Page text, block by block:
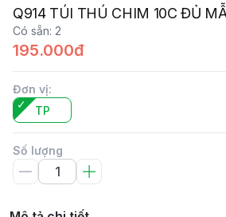
Q914 TÚI THÚ CHIM 10C ĐỦ
Có sẵn: 2
195.000đ
Đơn vị:
TP
Số lượng